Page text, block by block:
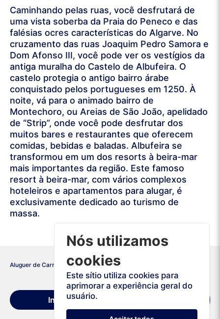
Caminhando pelas ruas, você desfrutará de
uma vista soberba da Praia do Peneco e das
falésias ocres características do Algarve. No
cruzamento das ruas Joaquim Pedro Samora e
Dom Afonso III, você pode ver os vestígios da
antiga muralha do Castelo de Albufeira. O
castelo protegia o antigo bairro árabe
conquistado pelos portugueses em 1250. À
noite, vá para o animado bairro de
Montechoro, ou Areias de São João, apelidado
de “Strip”, onde você pode desfrutar dos
muitos bares e restaurantes que oferecem
comidas, bebidas e baladas. Albufeira se
transformou em um dos resorts à beira-mar
mais importantes da região. Este famoso
resort à beira-mar, com vários complexos
hoteleiros e apartamentos para alugar, é
exclusivamente dedicado ao turismo de
massa.
Aluguer de Carros Portugal Albufeira
Início
Nós utilizamos
cookies
Este sítio utiliza cookies para
aprimorar a experiência geral do
usuário.